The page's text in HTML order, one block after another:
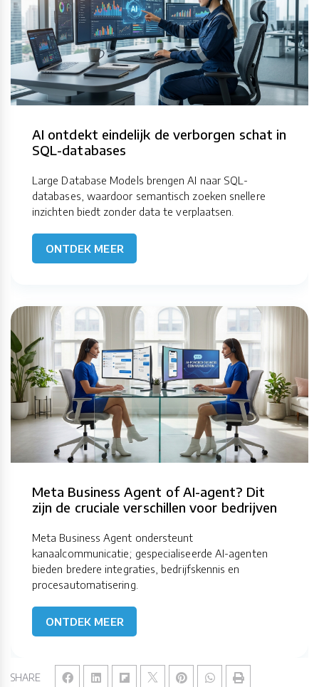
SHARE
AI ontdekt eindelijk de verborgen schat in
SQL-databases
Large Database Models brengen AI naar SQL-
databases, waardoor semantisch zoeken snellere
inzichten biedt zonder data te verplaatsen.
ONTDEK MEER
Meta Business Agent of AI-agent? Dit
zijn de cruciale verschillen voor bedrijven
Meta Business Agent ondersteunt
kanaalcommunicatie; gespecialiseerde AI-agenten
bieden bredere integraties, bedrijfskennis en
procesautomatisering.
ONTDEK MEER